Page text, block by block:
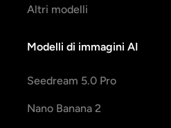
Altri modelli
Modelli di immagini AI
Seedream 5.0 Pro
Nano Banana 2